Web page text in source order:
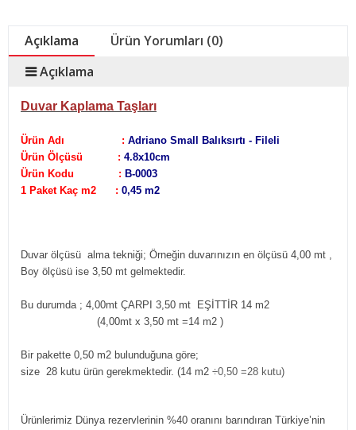
Açıklama
Ürün Yorumları (0)
Açıklama
Duvar Kaplama Taşları
Ürün Adı : Adriano Small Balıksırtı - Fileli
Ürün Ölçüsü : 4.8x10cm
Ürün Kodu : B-0003
1 Paket Kaç m2 : 0,45 m2
Duvar ölçüsü alma tekniği; Örneğin duvarınızın en ölçüsü 4,00 mt ,
Boy ölçüsü ise 3,50 mt gelmektedir.
Bu durumda ; 4,00mt ÇARPI 3,50 mt EŞİTTİR 14 m2
(4,00mt x 3,50 mt =14 m2 )
Bir pakette 0,50 m2 bulunduğuna göre;
size 28 kutu ürün gerekmektedir. (14 m2 ÷0,50 =28 kutu)
Ürünlerimiz Dünya rezervlerinin %40 oranını barındıran Türkiye’nin